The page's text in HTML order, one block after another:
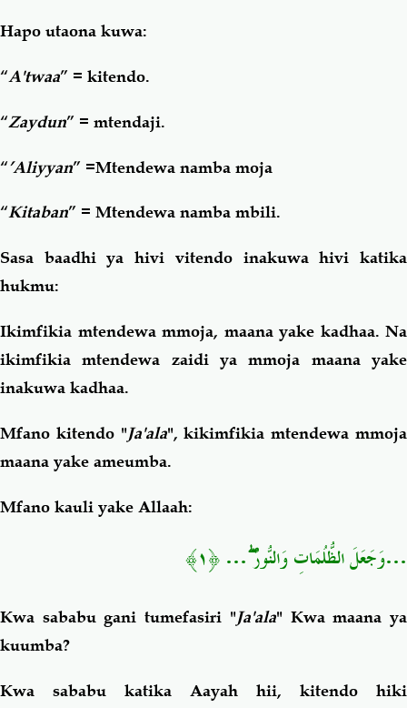
Hapo utaona kuwa:
“A'twaa” = kitendo.
“Zaydun” = mtendaji.
“’Aliyyan” =Mtendewa namba moja
“Kitaban” = Mtendewa namba mbili.
Sasa baadhi ya hivi vitendo inakuwa hivi katika
hukmu:
Ikimfikia mtendewa mmoja, maana yake kadhaa. Na
ikimfikia mtendewa zaidi ya mmoja maana yake
inakuwa kadhaa.
Mfano kitendo "Ja'ala", kikimfikia mtendewa mmoja
maana yake ameumba.
Mfano kauli yake Allaah:
…وَجَعَلَ الظُّلُمَاتِ وَالنُّورَ ۖ… ﴿١﴾
Kwa sababu gani tumefasiri "Ja'ala" Kwa maana ya
kuumba?
Kwa sababu katika Aayah hii, kitendo hiki